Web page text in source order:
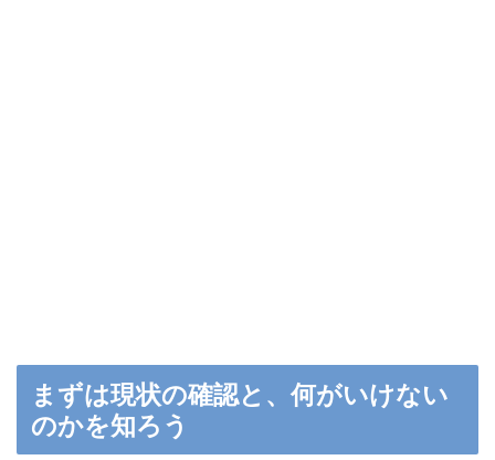
まずは現状の確認と、何がいけない
のかを知ろう